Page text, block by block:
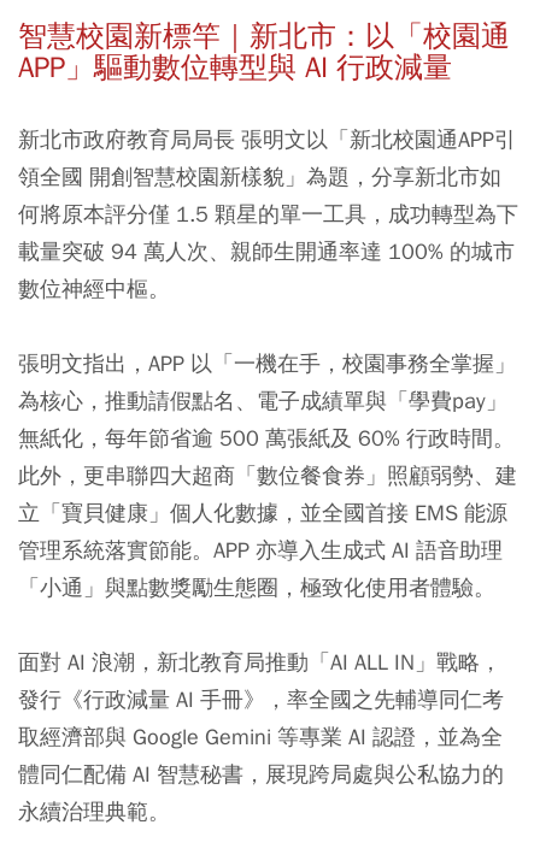
智慧校園新標竿｜新北市：以「校園通
APP」驅動數位轉型與 AI 行政減量
新北市政府教育局局長 張明文以「新北校園通APP引
領全國 開創智慧校園新樣貌」為題，分享新北市如
何將原本評分僅 1.5 顆星的單一工具，成功轉型為下
載量突破 94 萬人次、親師生開通率達 100% 的城市
數位神經中樞。
張明文指出，APP 以「一機在手，校園事務全掌握」
為核心，推動請假點名、電子成績單與「學費pay」
無紙化，每年節省逾 500 萬張紙及 60% 行政時間。
此外，更串聯四大超商「數位餐食券」照顧弱勢、建
立「寶貝健康」個人化數據，並全國首接 EMS 能源
管理系統落實節能。APP 亦導入生成式 AI 語音助理
「小通」與點數獎勵生態圈，極致化使用者體驗。
面對 AI 浪潮，新北教育局推動「AI ALL IN」戰略，
發行《行政減量 AI 手冊》，率全國之先輔導同仁考
取經濟部與 Google Gemini 等專業 AI 認證，並為全
體同仁配備 AI 智慧秘書，展現跨局處與公私協力的
永續治理典範。